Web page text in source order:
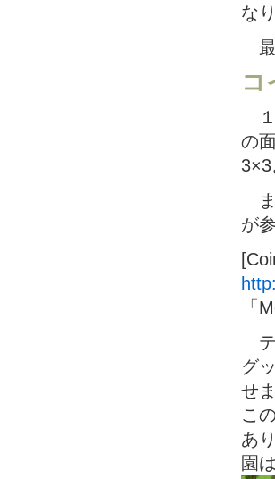
な
最
コ
１
の
ま
が
「
テ
グ
せ
こ
あ
園